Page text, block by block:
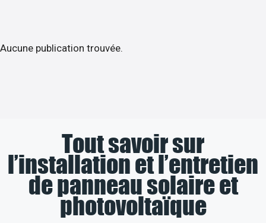
Aucune publication trouvée.
Tout savoir sur
l’installation et l’entretien
de panneau solaire et
photovoltaïque